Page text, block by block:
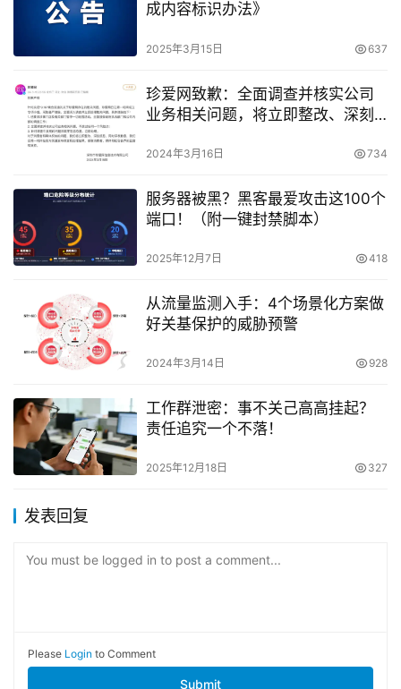
成内容标识办法》
2025年3月15日 637
珍爱网致歉：全面调查并核实公司
业务相关问题，将立即整改、深刻
2024年3月16日 734
服务器被黑？黑客最爱攻击这100个
端口！（附一键封禁脚本）
2025年12月7日 418
从流量监测入手：4个场景化方案做
好关基保护的威胁预警
2024年3月14日 928
工作群泄密：事不关己高高挂起？
责任追究一个不落！
2025年12月18日 327
发表回复
You must be logged in to post a comment...
Please Login to Comment
Submit